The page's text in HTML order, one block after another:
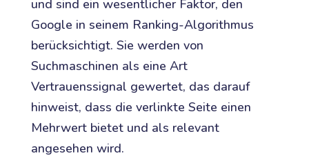
und sind ein wesentlicher Faktor, den
Google in seinem Ranking-Algorithmus
berücksichtigt. Sie werden von
Suchmaschinen als eine Art
Vertrauenssignal gewertet, das darauf
hinweist, dass die verlinkte Seite einen
Mehrwert bietet und als relevant
angesehen wird.